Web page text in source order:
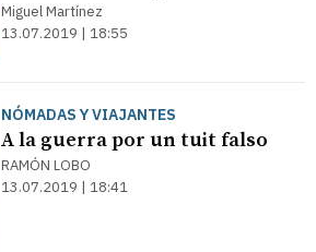
Miguel Martínez
13.07.2019 | 18:55
NÓMADAS Y VIAJANTES
A la guerra por un tuit falso
RAMÓN LOBO
13.07.2019 | 18:41